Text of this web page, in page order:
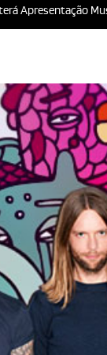
Musical,